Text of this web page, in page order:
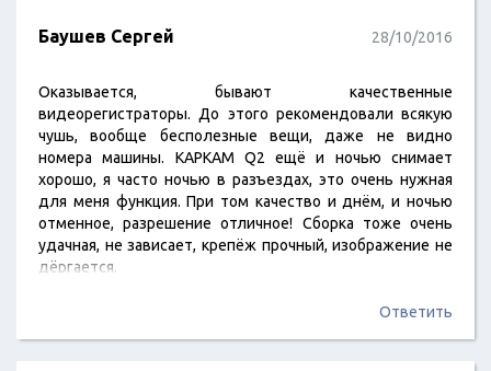
Баушев Сергей 28/10/2016
Оказывается, бывают качественные
видеорегистраторы. До этого рекомендовали всякую
чушь, вообще бесполезные вещи, даже не видно
номера машины. КАРКАМ Q2 ещё и ночью снимает
хорошо, я часто ночью в разъездах, это очень нужная
для меня функция. При том качество и днём, и ночью
отменное, разрешение отличное! Сборка тоже очень
удачная, не зависает, крепёж прочный, изображение не
дёргается.
Ответить